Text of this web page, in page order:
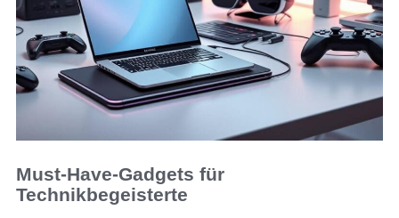
Must-Have-Gadgets für
Technikbegeisterte